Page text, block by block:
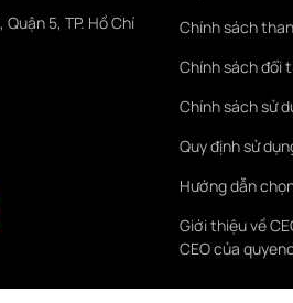
Quận 5, TP. Hồ Chí
Chính sách
Chính sách đổi
Chính sách sử
Quy định sử
Hướng dẫn
Giới thiệu về
CEO của